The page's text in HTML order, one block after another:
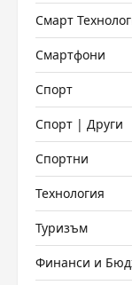
Смарт
Смартфони
Спорт
Спорт | Други
Спортни
Технология
Туризъм
Финанси и